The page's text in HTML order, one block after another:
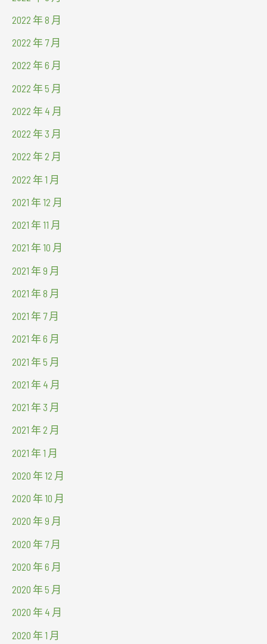
2022 年 8 月
2022 年 7 月
2022 年 6 月
2022 年 5 月
2022 年 4 月
2022 年 3 月
2022 年 2 月
2022 年 1 月
2021 年 12 月
2021 年 11 月
2021 年 10 月
2021 年 9 月
2021 年 8 月
2021 年 7 月
2021 年 6 月
2021 年 5 月
2021 年 4 月
2021 年 3 月
2021 年 2 月
2021 年 1 月
2020 年 12 月
2020 年 10 月
2020 年 9 月
2020 年 7 月
2020 年 6 月
2020 年 5 月
2020 年 4 月
2020 年 1 月